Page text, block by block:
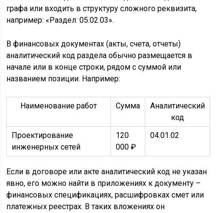
графа или входить в структуру сложного реквизита,
например: «Раздел: 05.02.03».
В финансовых документах (акты, счета, отчеты)
аналитический код раздела обычно размещается в
начале или в конце строки, рядом с суммой или
названием позиции. Например:
Наименование работ Сумма
Аналитический
код
Проектирование
инженерных сетей
120
000 ₽
04.01.02
Если в договоре или акте аналитический код не указан
явно, его можно найти в приложениях к документу –
финансовых спецификациях, расшифровках смет или
платежных реестрах. В таких вложениях он